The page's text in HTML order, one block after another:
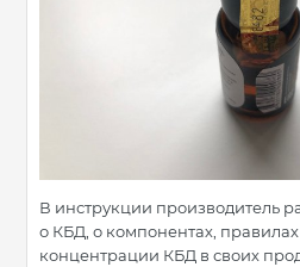
В инструкции производитель
о КБД, о компонентах,
концентрации КБД в своих